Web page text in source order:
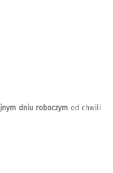
dniu roboczym od chwili